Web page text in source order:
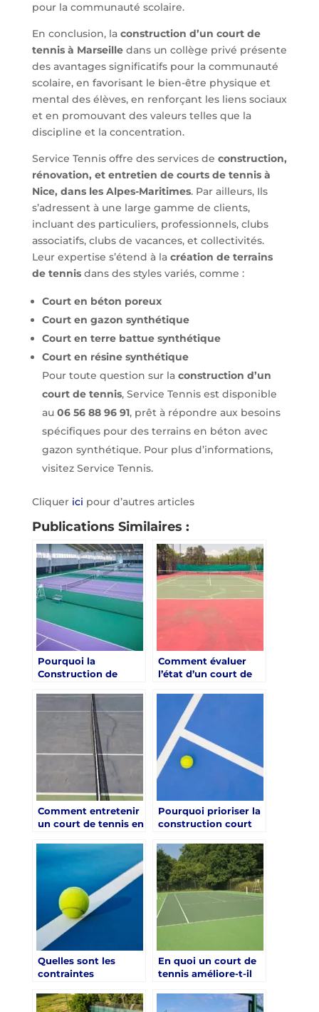
pour la communauté scolaire.
En conclusion, la construction d’un court de
tennis à Marseilledans un collège privé présente
des avantages significatifs pour la communauté
scolaire, en favorisant le bien-être physique et
mental des élèves, en renforçant les liens sociaux
et en promouvant des valeurs telles que la
discipline et la concentration.
Service Tennis offre des services de construction,
rénovation, et entretien de courts de tennis à
Nice, dans les Alpes-Maritimes. Par ailleurs, Ils
s’adressent à une large gamme de clients,
incluant des particuliers, professionnels, clubs
associatifs, clubs de vacances, et collectivités.
Leur expertise s’étend à la création de terrains
de tennis dans des styles variés, comme :
Court en béton poreux
Court en gazon synthétique
Court en terre battue synthétique
Court en résine synthétique
Pour toute question sur la construction d’un
court de tennis, Service Tennis est disponible
au 06 56 88 96 91, prêt à répondre aux besoins
spécifiques pour des terrains en béton avec
gazon synthétique. Pour plus d’informations,
visitez Service Tennis.
Cliquer ici pour d’autres articles
Publications Similaires :
Pourquoi la
Construction de
Résine Synthétique à
Nice est-elle une
Bonne Option pour
les Installations
Multi-Sports?
Comment évaluer
l’état d’un court de
réfection ?
Comment entretenir
un court de tennis en
climat d’Aix-en-
Pourquoi prioriser la
construction court
colonies de vacances
à Angers dans un
projet éducatif ?
Quelles sont les
contraintes
considérer pour la
En quoi un court de
tennis améliore-t-il
cure thermale à